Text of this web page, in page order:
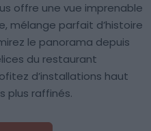
offre une vue imprenable
mélange parfait d’histoire
le panorama depuis
du restaurant
d’installations haut
plus raffinés.